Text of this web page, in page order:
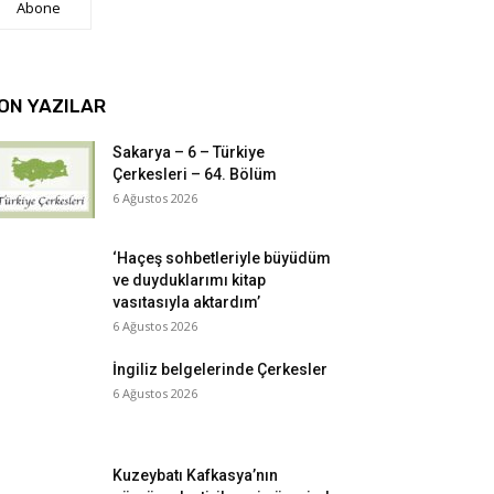
Abone
YAZILAR
Sakarya – 6 – Türkiye
Çerkesleri – 64. Bölüm
6 Ağustos 2026
‘Haçeş sohbetleriyle büyüdüm
ve duyduklarımı kitap
vasıtasıyla aktardım’
6 Ağustos 2026
İngiliz belgelerinde Çerkesler
6 Ağustos 2026
Kuzeybatı Kafkasya’nın